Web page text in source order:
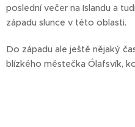
poslední večer na Islandu a
západu slunce v této oblasti.
Do západu ale ještě nějaký
blízkého městečka Ólafsvík,